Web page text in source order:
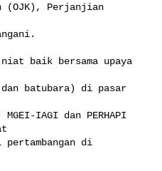
(OJK), Perjanjian
baik bersama upaya
dan batubara) di pasar
IAGI dan PERHAPI
di